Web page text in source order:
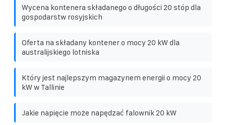
Wycena kontenera składanego o długości 20 stóp dla
gospodarstw rosyjskich
Oferta na składany kontener o mocy 20 kW dla
australijskiego lotniska
Który jest najlepszym magazynem energii o mocy 20
kW w Tallinie
Jakie napięcie może napędzać falownik 20 kW